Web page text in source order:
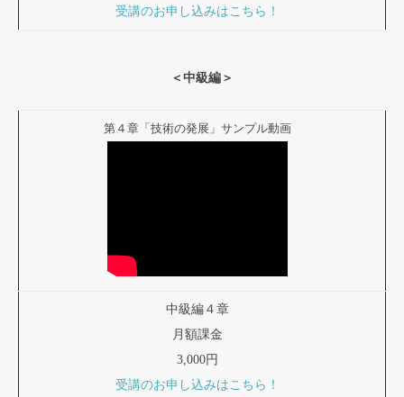
受講のお申し込みはこちら！
＜中級編＞
第４章「技術の発展」サンプル動画
中級編４章
月額課金
3,000円
受講のお申し込みはこちら！